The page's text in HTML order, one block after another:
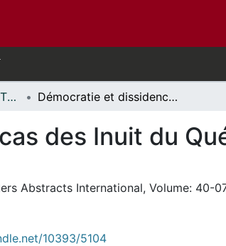
Thèses, 1910 - 2010 // Theses, 1910 - 2010 Démocratie et dissidence : le cas des Inuit du Québec, 1975-1987.
des Inuit du
Abstracts International, Volume: 40-
10393/5104